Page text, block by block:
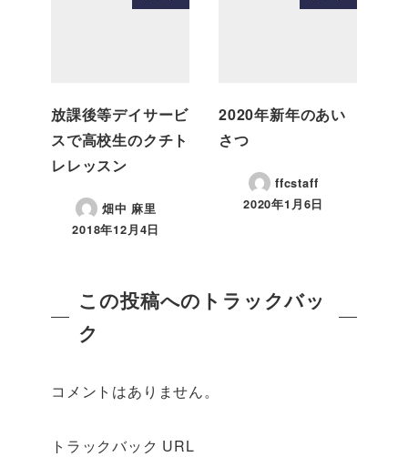
放課後等デイサービ
スで高校生のクチト
レレッスン
畑中 麻里
2018年12月4日
2020年新年のあい
さつ
ffcstaff
2020年1月6日
この投稿へのトラックバッ
ク
コメントはありません。
トラックバック URL